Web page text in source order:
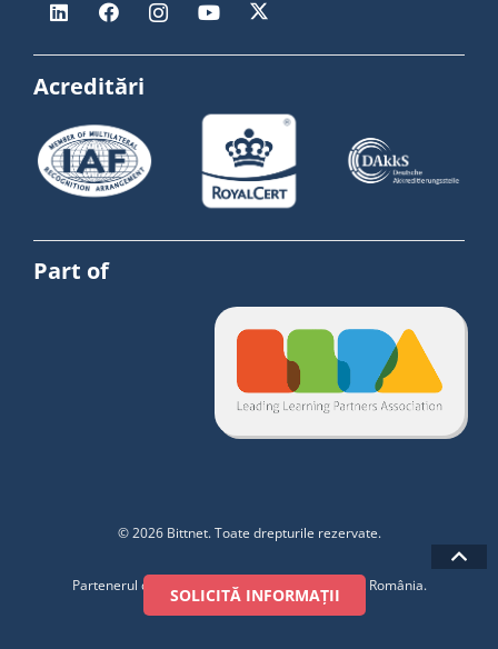
SOLICITĂ INFORMAȚII
Acreditări
Part of
© 2026 Bittnet. Toate drepturile rezervate.
Partenerul de training pentru industria de IT din România.